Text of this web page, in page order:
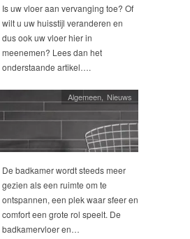
Is uw vloer aan vervanging toe? Of
wilt u uw huisstijl veranderen en
dus ook uw vloer hier in
meenemen? Lees dan het
onderstaande artikel….
Algemeen ,Nieuws
De badkamer wordt steeds meer
gezien als een ruimte om te
ontspannen, een plek waar sfeer en
comfort een grote rol speelt. De
badkamervloer en…